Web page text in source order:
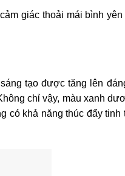
giác thoải mái bình yên
tạo được tăng lên
chỉ vậy, màu xanh
có khả năng thúc đẩy tinh